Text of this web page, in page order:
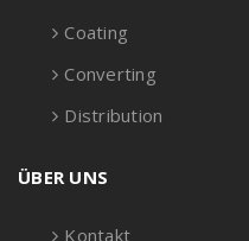
Coating
Converting
Distribution
ÜBER UNS
Kontakt